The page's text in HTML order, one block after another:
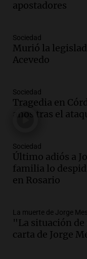
Amamos los
Audio.
un
amantes de
Audio.
“No
la historia
Episodios
Audio.
argentino
con Brasil
Audio.
con
Rosa
apostadores
Sociedad
Murió la
Acevedo
Sociedad
Tragedia en
años tras el
Sociedad
Último adiós a
familia lo
en Rosario
La muerte de Jorge
"La situación
carta de Jorge